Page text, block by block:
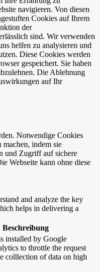
navigieren. Von diesen
Cookies auf Ihrem
der
sind. Wir verwenden
helfen zu analysieren und
Diese Cookies werden
gespeichert. Sie haben
Die Ablehnung
auf Ihr
Notwendige Cookies
machen, indem sie
und Zugriff auf sichere
Webseite kann ohne diese
and analyze the key
helps in delivering a
Beschreibung
installed by Google
to throttle the request
colllection of data on high